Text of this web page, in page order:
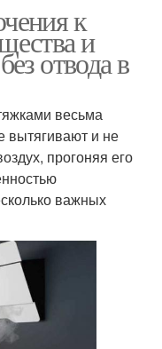
к
и
отвода в
весьма
вытягивают и не
прогоняя его
важных